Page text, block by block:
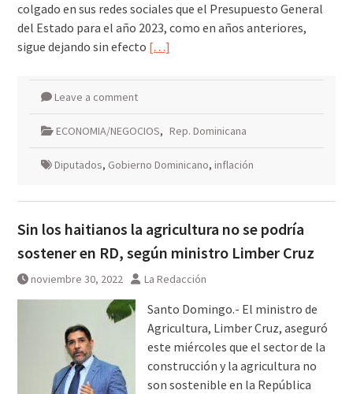
colgado en sus redes sociales que el Presupuesto General
del Estado para el año 2023, como en años anteriores,
sigue dejando sin efecto […]
Leave a comment
ECONOMIA/NEGOCIOS, Rep. Dominicana
Diputados, Gobierno Dominicano, inflación
Sin los haitianos la agricultura no se podría
sostener en RD, según ministro Limber Cruz
noviembre 30, 2022 La Redacción
Santo Domingo.- El ministro de
Agricultura, Limber Cruz, aseguró
este miércoles que el sector de la
construcción y la agricultura no
son sostenible en la República